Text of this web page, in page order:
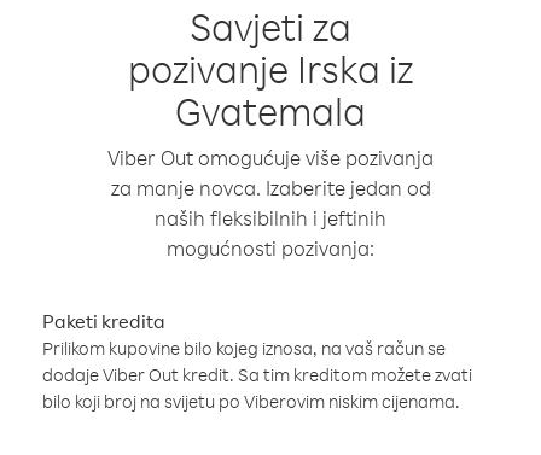
Savjeti za
pozivanje Irska iz
Gvatemala
Viber Out omogućuje više pozivanja
za manje novca. Izaberite jedan od
naših fleksibilnih i jeftinih
mogućnosti pozivanja:
Paketi kredita
Prilikom kupovine bilo kojeg iznosa, na vaš račun se
dodaje Viber Out kredit. Sa tim kreditom možete zvati
bilo koji broj na svijetu po Viberovim niskim cijenama.